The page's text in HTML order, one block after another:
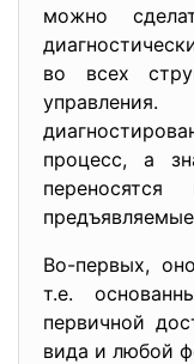
можно
во всех
процесс, а
Во-первых,
т.е.
первичной
вида и любой